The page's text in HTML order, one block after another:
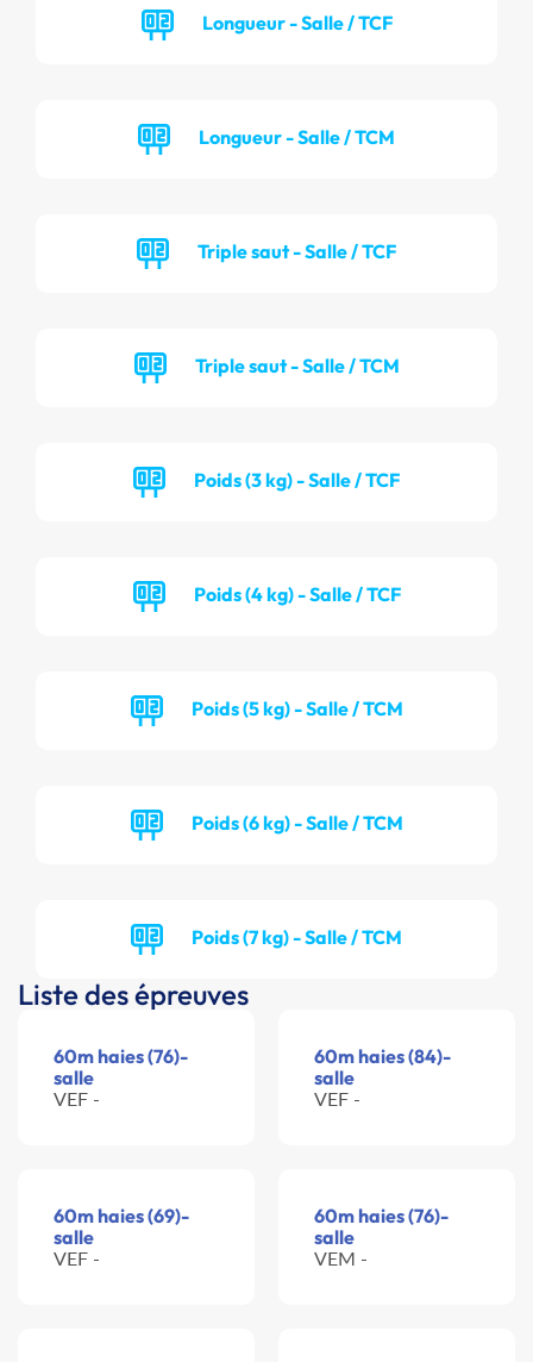
Longueur - Salle / TCF
Longueur - Salle / TCM
Triple saut - Salle / TCF
Triple saut - Salle / TCM
Poids (3 kg) - Salle / TCF
Poids (4 kg) - Salle / TCF
Poids (5 kg) - Salle / TCM
Poids (6 kg) - Salle / TCM
Poids (7 kg) - Salle / TCM
Liste des épreuves
60m haies (76)-
salle
VEF -
60m haies (84)-
salle
VEF -
60m haies (69)-
salle
VEF -
60m haies (76)-
salle
VEM -